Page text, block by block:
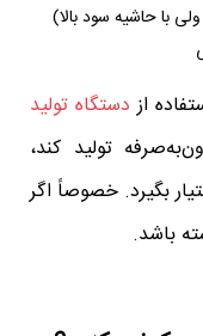
با حاشیه سود بالا)
از دستگاه تولید
تولید کند،
بگیرد. خصوصاً اگر
باشد.